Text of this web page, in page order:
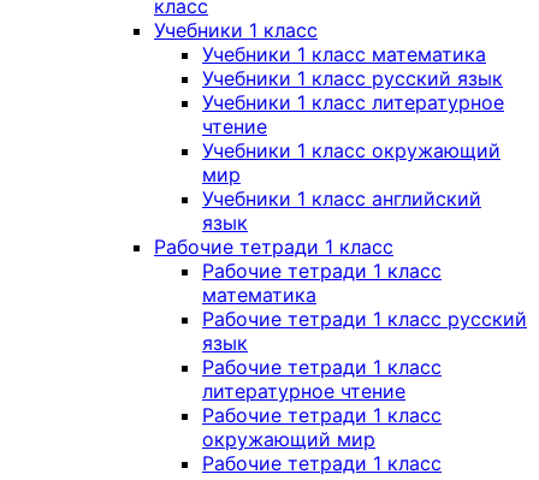
класс
Учебники 1 класс
Учебники 1 класс математика
Учебники 1 класс русский язык
Учебники 1 класс литературное
чтение
Учебники 1 класс окружающий
мир
Учебники 1 класс английский
язык
Рабочие тетради 1 класс
Рабочие тетради 1 класс
математика
Рабочие тетради 1 класс русский
язык
Рабочие тетради 1 класс
литературное чтение
Рабочие тетради 1 класс
окружающий мир
Рабочие тетради 1 класс